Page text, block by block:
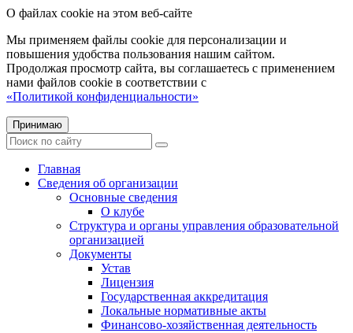
О файлах cookie на этом веб-сайте
Мы применяем файлы cookie для персонализации и
повышения удобства пользования нашим сайтом.
Продолжая просмотр сайта, вы соглашаетесь с применением
нами файлов cookie в соответствии с
«Политикой конфиденциальности»
Принимаю
Главная
Сведения об организации
Основные сведения
О клубе
Структура и органы управления образовательной
организацией
Документы
Устав
Лицензия
Государственная аккредитация
Локальные нормативные акты
Финансово-хозяйственная деятельность